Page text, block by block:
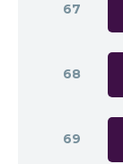
67
68
69